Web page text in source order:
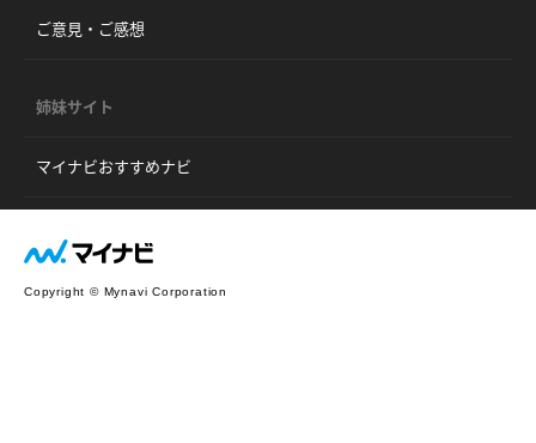
ご意見・ご感想
姉妹サイト
マイナビおすすめナビ
Copyright © Mynavi Corporation